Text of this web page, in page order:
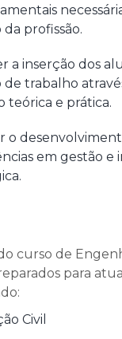
profissão.
a inserção dos
de trabalho
teórica e prática.
o
em gestão e
curso de
para
Civil